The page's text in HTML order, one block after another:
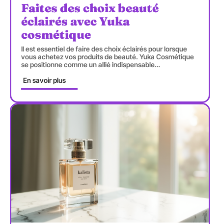
Faites des choix beauté
éclairés avec Yuka
cosmétique
Il est essentiel de faire des choix éclairés pour lorsque
vous achetez vos produits de beauté. Yuka Cosmétique
se positionne comme un allié indispensable…
En savoir plus